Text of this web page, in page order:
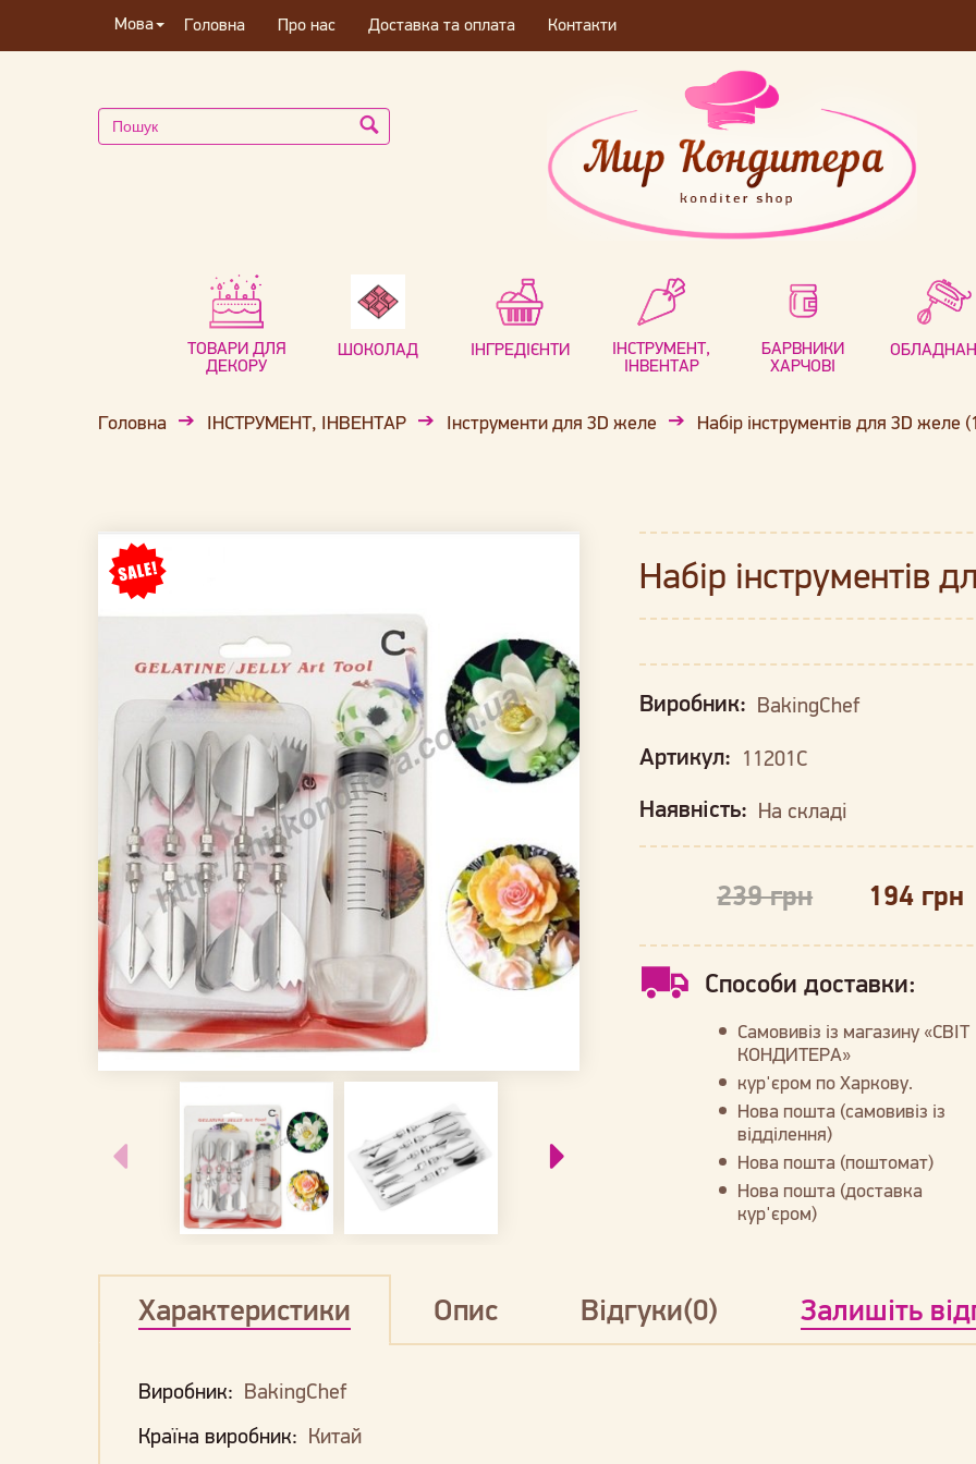
Мова Головна Про нас Доставка та оплата Контакти
ТОВАРИ ДЛЯ
ДЕКОРУ
ШОКОЛАД ІНГРЕДІЄНТИ
ІНСТРУМЕНТ,
ІНВЕНТАР
БАРВНИКИ
ХАРЧОВІ
Головна ІНСТРУМЕНТ, ІНВЕНТАР Інструменти для 3D желе Набір інструментів для 3D желе
Набір інструментів
Виробник: BakingChef
Артикул: 11201C
Наявність: На складі
239 грн 194 грн
Способи доставки:
Самовивіз із магазину «СВІТ
КОНДИТЕРА»
кур'єром по Харкову.
Нова пошта (самовивіз із
відділення)
Нова пошта (поштомат)
Нова пошта (доставка
кур'єром)
Характеристики Опис Відгуки(0) Залишіть
Виробник: BakingChef
Країна виробник: Китай